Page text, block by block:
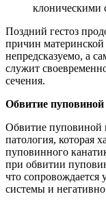
клоническими
Поздний гестоз
причин материнской
непредсказуемо, а
служит
сечения.
Обвитие пуповиной
Обвитие пуповиной
патология, которая
пуповинного
при обвитии
что сопровождается
системы и